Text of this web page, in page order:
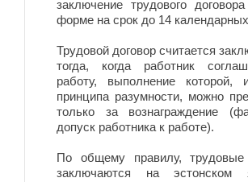
заключение трудового
форме на срок до 14
Трудовой договор считается
тогда, когда работник
работу, выполнение которой,
принципа разумности, можно
только за вознаграждение
допуск работника к работе).
По общему правилу, трудовые
заключаются на эстонском